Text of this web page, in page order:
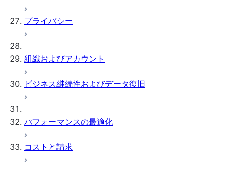
プライバシー
組織およびアカウント
ビジネス継続性およびデータ復旧
パフォーマンスの最適化
コストと請求